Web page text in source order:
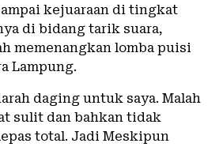
kejuaraan di tingkat
di bidang tarik suara,
memenangkan lomba puisi
Lampung.
daging untuk saya. Malah
sulit dan bahkan tidak
total. Jadi Meskipun